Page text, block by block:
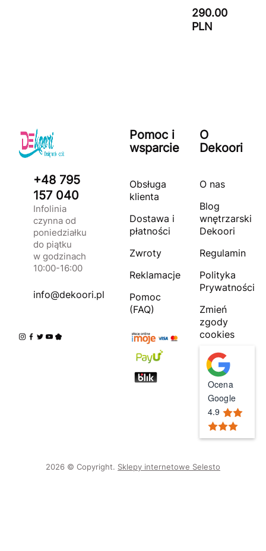
290.00
PLN
+48 795
157 040
Infolinia
czynna od
poniedziałku
do piątku
w godzinach
10:00-16:00
info@dekoori.pl
Pomoc i
wsparcie
Obsługa
klienta
Dostawa i
płatności
Zwroty
Reklamacje
Pomoc
(FAQ)
O
Dekoori
O nas
Blog
wnętrzarski
Dekoori
Regulamin
Polityka
Prywatności
Zmień
zgody
cookies
Ocena
Google
4.9
2026 © Copyright. Sklepy internetowe Selesto